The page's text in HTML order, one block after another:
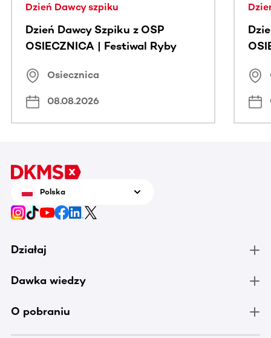
Dzień Dawcy szpiku
Dzień Dawcy Szpiku z OSP
OSIECZNICA | Festiwal Ryby
Osiecznica
08.08.2026
Polska
Działaj
Dawka wiedzy
O pobraniu